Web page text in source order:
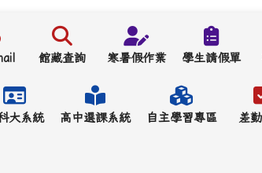
館藏查詢 寒暑假作業 學生請假單
大系統 高中選課系統 自主學習專區 差